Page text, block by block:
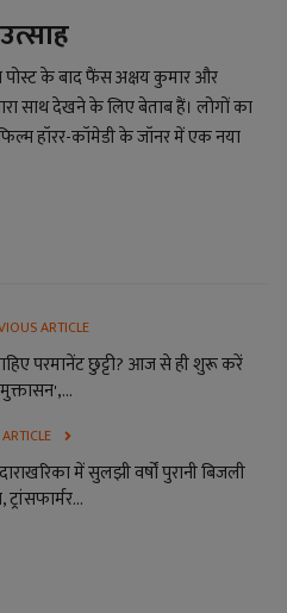
के बाद फैंस अक्षय कुमार और
साथ देखने के लिए बेताब हैं। लोगों का
हॉरर-कॉमेडी के जॉनर में एक नया
ARTICLE
परमानेंट छुट्टी? आज से ही शुरू करें
में सुलझी वर्षों पुरानी बिजली